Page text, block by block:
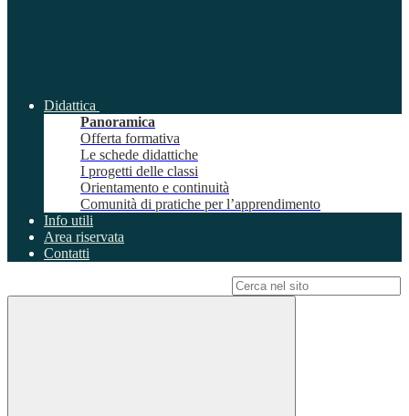
Didattica
Panoramica
Offerta formativa
Le schede didattiche
I progetti delle classi
Orientamento e continuità
Comunità di pratiche per l’apprendimento
Info utili
Area riservata
Contatti